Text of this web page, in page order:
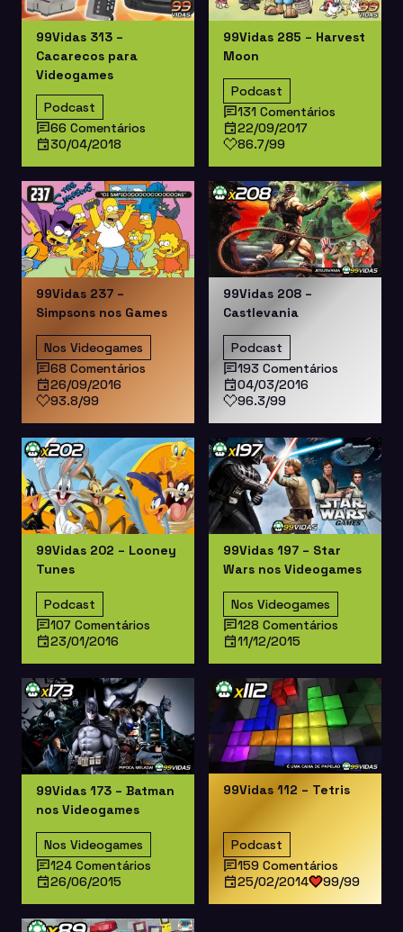
99Vidas 313 –
Cacarecos para
Videogames
Podcast
66 Comentários
30/04/2018
99Vidas 285 – Harvest
Moon
Podcast
131 Comentários
22/09/2017
86.7/99
99Vidas 237 –
Simpsons nos Games
Nos Videogames
68 Comentários
26/09/2016
93.8/99
99Vidas 208 –
Castlevania
Podcast
193 Comentários
04/03/2016
96.3/99
99Vidas 202 – Looney
Tunes
Podcast
107 Comentários
23/01/2016
99Vidas 197 – Star
Wars nos Videogames
Nos Videogames
128 Comentários
11/12/2015
99Vidas 173 – Batman
nos Videogames
Nos Videogames
124 Comentários
26/06/2015
99Vidas 112 – Tetris
Podcast
159 Comentários
25/02/2014
99/99